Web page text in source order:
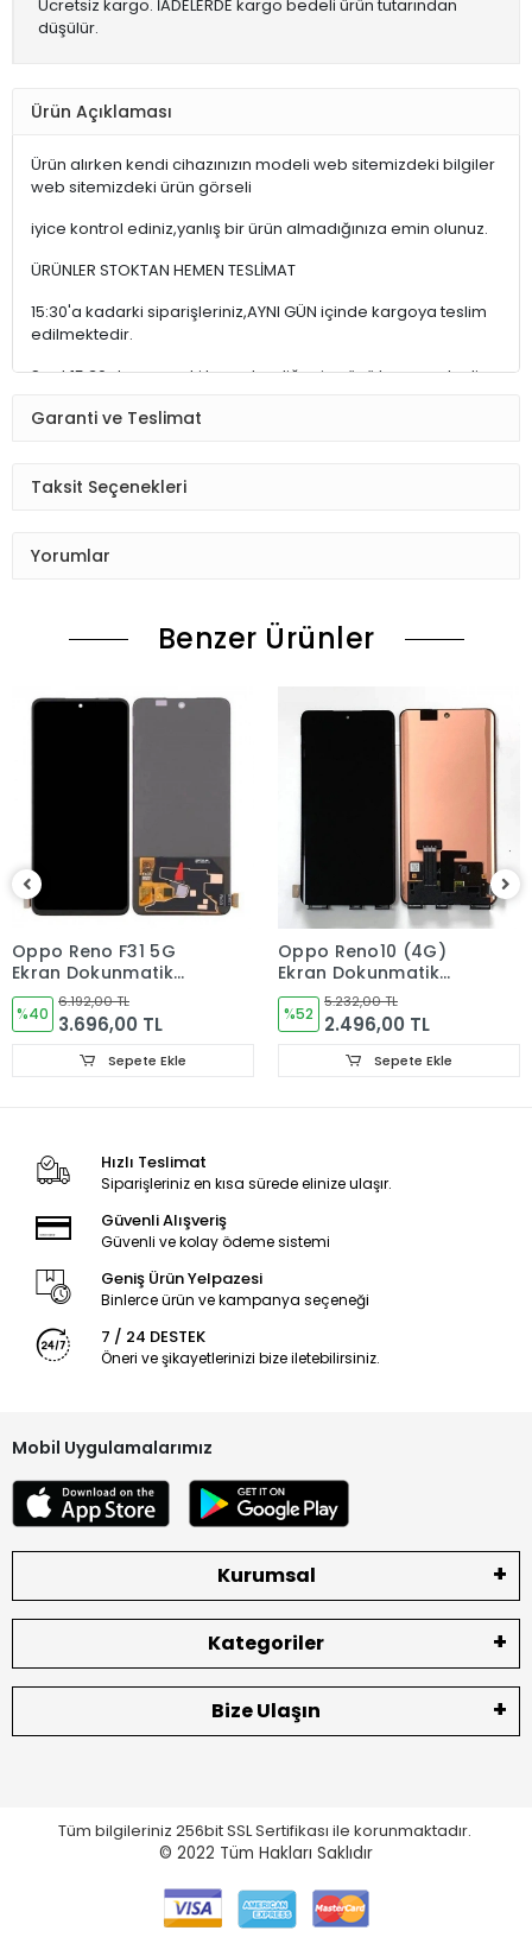
Ücretsiz kargo. İADELERDE kargo bedeli ürün tutarından
düşülür.
Ürün Açıklaması
Ürün alırken kendi cihazınızın modeli web sitemizdeki bilgiler
web sitemizdeki ürün görseli
iyice kontrol ediniz,yanlış bir ürün almadığınıza emin olunuz.
ÜRÜNLER STOKTAN HEMEN TESLİMAT
15:30'a kadarki siparişleriniz,AYNI GÜN içinde kargoya teslim
edilmektedir.
Saat 15:30 dan sonraki kargolar,diğer iş günü kargoya teslim
Siparişiniz kontrol ediniz.Telefon adres email gibi yanlışlık
düzenlenmesini isteyiniz.
Sizinle irtibata gecektir.
ekranı dışardan deneyiniz.) halde test ediniz.Sorun cıkarsa
Sorun yoksa Montajına Başlayın Sorumluluk Size aittir.
Montajı yapılmış,yapıştırılmış,kullanılmış ürünlerin iade ve
Ürün Değişimlerinde KARGO bedeli Bize aittir.Ürün
iadelerinde Kargo Bedelleri Müşteriye yansıtılır.
Ürün Değişimler "Garanti ve iade" Kısmını takip ediniz.
Ekran Türü ÇITASIZ
Garanti ve Teslimat
Taksit Seçenekleri
Yorumlar
Benzer Ürünler
Oppo Reno F31 5G
Ekran Dokunmatik
Cam ORJINAL
%40
6.192,00 TL
3.696,00 TL
Sepete Ekle
Oppo Reno10 (4G)
Ekran Dokunmatik
Cam ORJINAL
%52
5.232,00 TL
2.496,00 TL
Sepete Ekle
Hızlı Teslimat
Siparişleriniz en kısa sürede elinize ulaşır.
Güvenli Alışveriş
Güvenli ve kolay ödeme sistemi
Geniş Ürün Yelpazesi
Binlerce ürün ve kampanya seçeneği
7 / 24 DESTEK
Öneri ve şikayetlerinizi bize iletebilirsiniz.
Mobil Uygulamalarımız
Kurumsal
Kategoriler
Bize Ulaşın
Tüm bilgileriniz 256bit SSL Sertifikası ile korunmaktadır.
© 2022 Tüm Hakları Saklıdır